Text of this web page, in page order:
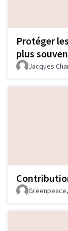
Protéger
plus
Jacques